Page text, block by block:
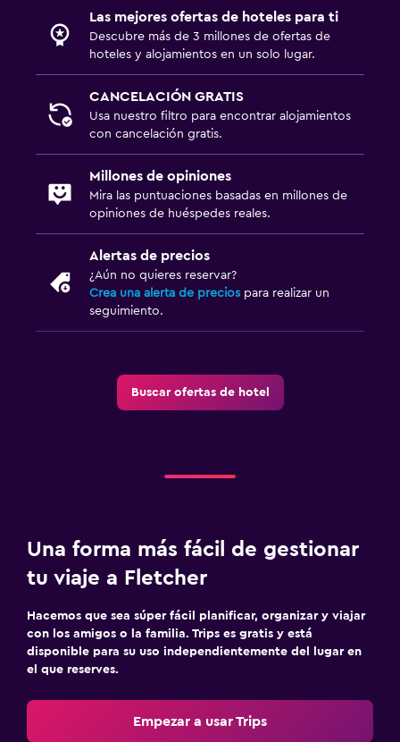
Las mejores ofertas de hoteles para ti
Descubre más de 3 millones de ofertas de
hoteles y alojamientos en un solo lugar.
CANCELACIÓN GRATIS
Usa nuestro filtro para encontrar alojamientos
con cancelación gratis.
Millones de opiniones
Mira las puntuaciones basadas en millones de
opiniones de huéspedes reales.
Alertas de precios
¿Aún no quieres reservar?
Crea una alerta de precios para realizar un
seguimiento.
Buscar ofertas de hotel
Una forma más fácil de gestionar
tu viaje a Fletcher
Hacemos que sea súper fácil planificar, organizar y viajar
con los amigos o la familia. Trips es gratis y está
disponible para su uso independientemente del lugar en
el que reserves.
Empezar a usar Trips